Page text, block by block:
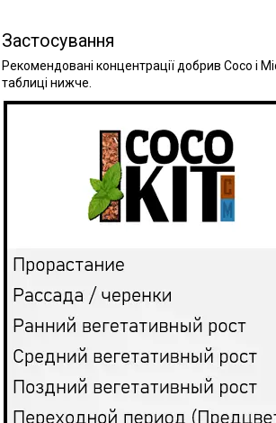
Застосування
Рекомендовані концентрації добрив Coco і
таблиці нижче.